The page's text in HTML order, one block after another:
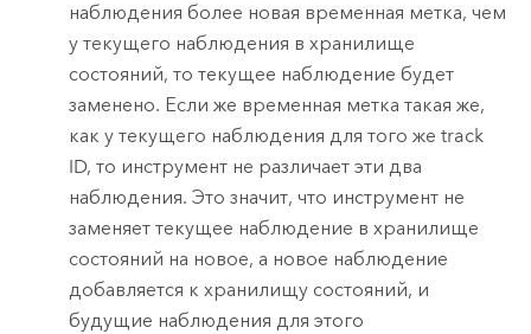
наблюдения более новая временная метка, чем
у текущего наблюдения в хранилище
состояний, то текущее наблюдение будет
заменено. Если же временная метка такая же,
как у текущего наблюдения для того же track
ID, то инструмент не различает эти два
наблюдения. Это значит, что инструмент не
заменяет текущее наблюдение в хранилище
состояний на новое, а новое наблюдение
добавляется к хранилищу состояний, и
будущие наблюдения для этого